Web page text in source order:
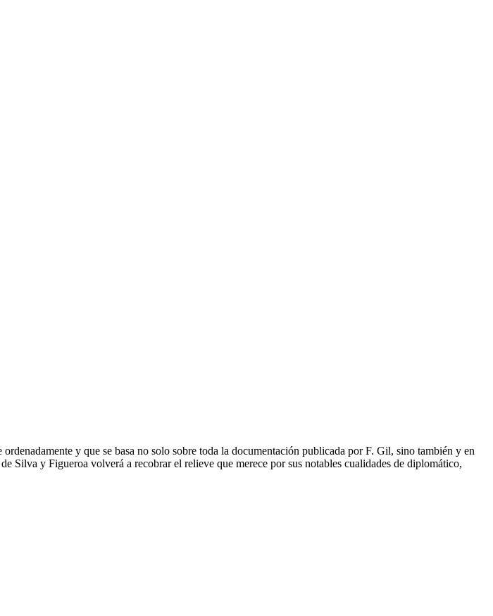
y que se basa no solo sobre toda la documentación publicada por F. Gil, sino también y en
Silva y Figueroa volverá a recobrar el relieve que merece por sus notables cualidades de diplomático,